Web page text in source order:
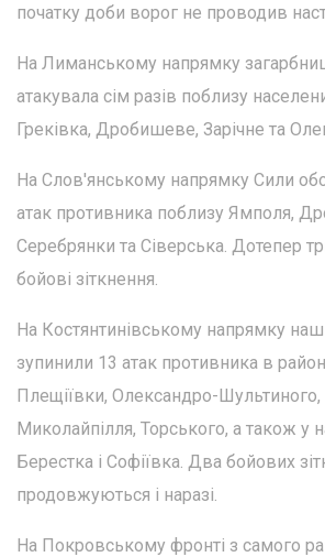
початку доби ворог не проводив
На Лиманському напрямку
атакувала сім разів поблизу
Греківка, Дробишеве, Зарічне та
На Слов'янському напрямку Сили
атак противника поблизу Ямполя,
Серебрянки та Сіверська. Дотепер
бойові зіткнення.
На Костянтинівському напрямку
зупинили 13 атак противника в
Плещіївки, Олександро-Шультиного,
Миколайпілля, Торського, а також у
Берестка і Софіївка. Два бойових
продовжуються і наразі.
На Покровському фронті з самого